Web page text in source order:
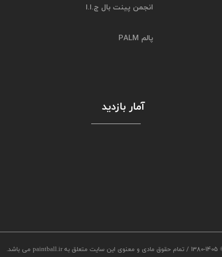
1380-1405
/ تمام حقوق مادی و معنوی این سایت متعلق به paintball.ir می باشد.
انجمن پینت بال ج.ا.ا
پالم PALM
آمار بازدید